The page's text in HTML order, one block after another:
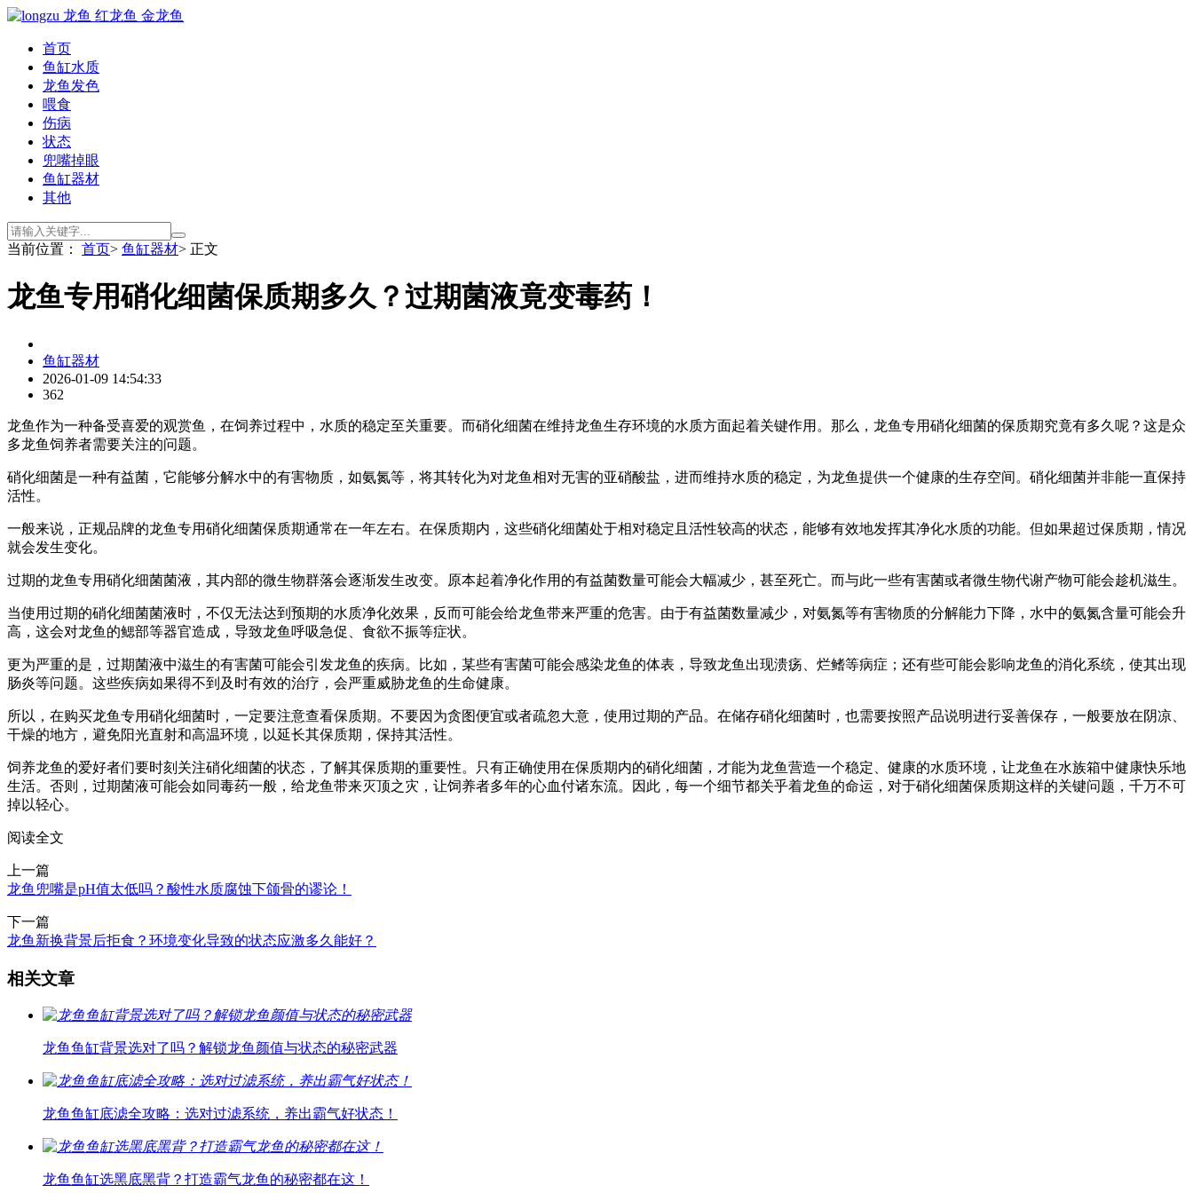
首页
鱼缸水质
龙鱼发色
喂食
伤病
状态
兜嘴掉眼
鱼缸器材
其他
当前位置： 首页> 鱼缸器材> 正文
龙鱼专用硝化细菌保质期多久？过期菌液竟变毒药！
鱼缸器材
2026-01-09 14:54:33
362
龙鱼作为一种备受喜爱的观赏鱼，在饲养过程中，水质的稳定至关重要。而硝化细菌在维持龙鱼生存环境的水质方面起着关键作用。那么，龙鱼专用硝化细菌的保质期究竟有多久呢？这是众
多龙鱼饲养者需要关注的问题。
硝化细菌是一种有益菌，它能够分解水中的有害物质，如氨氮等，将其转化为对龙鱼相对无害的亚硝酸盐，进而维持水质的稳定，为龙鱼提供一个健康的生存空间。硝化细菌并非能一直保持
活性。
一般来说，正规品牌的龙鱼专用硝化细菌保质期通常在一年左右。在保质期内，这些硝化细菌处于相对稳定且活性较高的状态，能够有效地发挥其净化水质的功能。但如果超过保质期，情况
就会发生变化。
过期的龙鱼专用硝化细菌菌液，其内部的微生物群落会逐渐发生改变。原本起着净化作用的有益菌数量可能会大幅减少，甚至死亡。而与此一些有害菌或者微生物代谢产物可能会趁机滋生。
当使用过期的硝化细菌菌液时，不仅无法达到预期的水质净化效果，反而可能会给龙鱼带来严重的危害。由于有益菌数量减少，对氨氮等有害物质的分解能力下降，水中的氨氮含量可能会升
高，这会对龙鱼的鳃部等器官造成，导致龙鱼呼吸急促、食欲不振等症状。
更为严重的是，过期菌液中滋生的有害菌可能会引发龙鱼的疾病。比如，某些有害菌可能会感染龙鱼的体表，导致龙鱼出现溃疡、烂鳍等病症；还有些可能会影响龙鱼的消化系统，使其出现
肠炎等问题。这些疾病如果得不到及时有效的治疗，会严重威胁龙鱼的生命健康。
所以，在购买龙鱼专用硝化细菌时，一定要注意查看保质期。不要因为贪图便宜或者疏忽大意，使用过期的产品。在储存硝化细菌时，也需要按照产品说明进行妥善保存，一般要放在阴凉、
干燥的地方，避免阳光直射和高温环境，以延长其保质期，保持其活性。
饲养龙鱼的爱好者们要时刻关注硝化细菌的状态，了解其保质期的重要性。只有正确使用在保质期内的硝化细菌，才能为龙鱼营造一个稳定、健康的水质环境，让龙鱼在水族箱中健康快乐地
生活。否则，过期菌液可能会如同毒药一般，给龙鱼带来灭顶之灾，让饲养者多年的心血付诸东流。因此，每一个细节都关乎着龙鱼的命运，对于硝化细菌保质期这样的关键问题，千万不可
掉以轻心。
阅读全文
上一篇
龙鱼兜嘴是pH值太低吗？酸性水质腐蚀下颌骨的谬论！
下一篇
龙鱼新换背景后拒食？环境变化导致的状态应激多久能好？
相关文章
龙鱼鱼缸背景选对了吗？解锁龙鱼颜值与状态的秘密武器
龙鱼鱼缸底滤全攻略：选对过滤系统，养出霸气好状态！
龙鱼鱼缸选黑底黑背？打造霸气龙鱼的秘密都在这！